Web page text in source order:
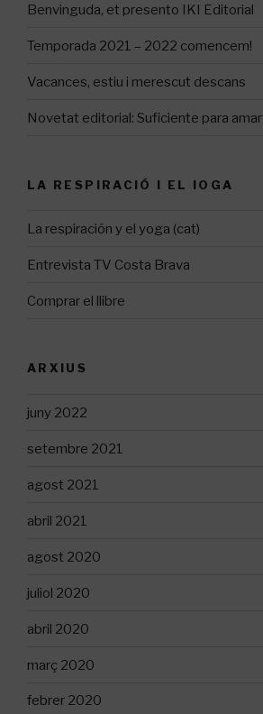
Benvinguda, et presento IKI Editorial
Temporada 2021 – 2022 comencem!
Vacances, estiu i merescut descans
Novetat editorial: Suficiente para amar
LA RESPIRACIÓ I EL IOGA
La respiración y el yoga (cat)
Entrevista TV Costa Brava
Comprar el llibre
ARXIUS
juny 2022
setembre 2021
agost 2021
abril 2021
agost 2020
juliol 2020
abril 2020
març 2020
febrer 2020